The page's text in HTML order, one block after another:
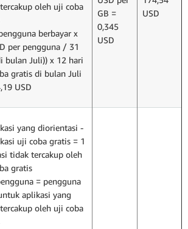
oleh uji coba
berbayar x
per pengguna / 31
bulan Juli)) x 12 hari
gratis di bulan Juli
USD
GB =
0,345
USD
USD
yang diorientasi -
uji coba gratis = 1
tidak tercakup oleh
gratis
= pengguna
aplikasi yang
oleh uji coba